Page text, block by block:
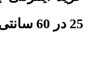
25 در 60 سانتی‌متر